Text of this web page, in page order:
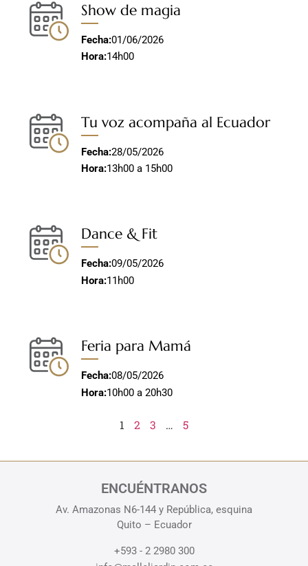
Show de magia
Fecha:01/06/2026
Hora:14h00
Tu voz acompaña al Ecuador
Fecha:28/05/2026
Hora:13h00 a 15h00
Dance & Fit
Fecha:09/05/2026
Hora:11h00
Feria para Mamá
Fecha:08/05/2026
Hora:10h00 a 20h30
1 2 3 … 5
ENCUÉNTRANOS
Av. Amazonas N6-144 y República, esquina
Quito – Ecuador
+593 - 2 2980 300